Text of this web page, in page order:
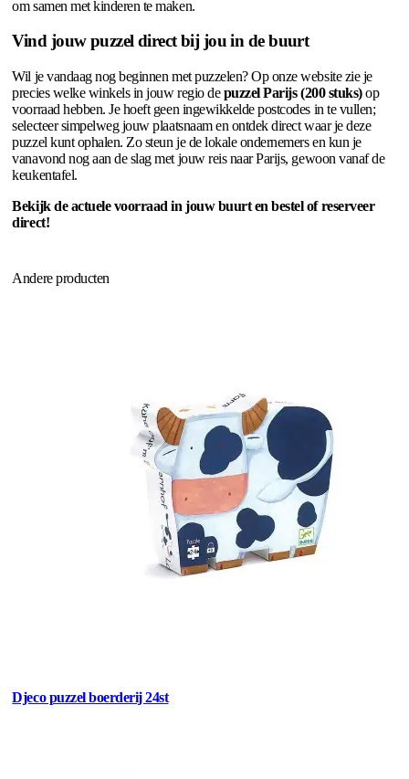
om samen met kinderen te maken.
Vind jouw puzzel direct bij jou in de buurt
Wil je vandaag nog beginnen met puzzelen? Op onze website zie je
precies welke winkels in jouw regio depuzzel Parijs (200 stuks)op
voorraad hebben. Je hoeft geen ingewikkelde postcodes in te vullen;
selecteer simpelweg jouw plaatsnaam en ontdek direct waar je deze
puzzel kunt ophalen. Zo steun je de lokale ondernemers en kun je
vanavond nog aan de slag met jouw reis naar Parijs, gewoon vanaf de
keukentafel.
Bekijk de actuele voorraad in jouw buurt en bestel of reserveer
direct!
Andere producten
Djeco puzzel boerderij 24st